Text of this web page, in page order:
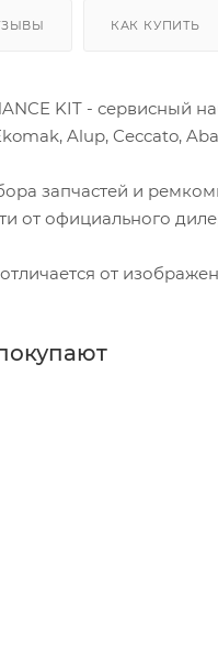
КАК КУПИТЬ
KIT -
Alup, Ceccato,
запчастей и
от официального
от